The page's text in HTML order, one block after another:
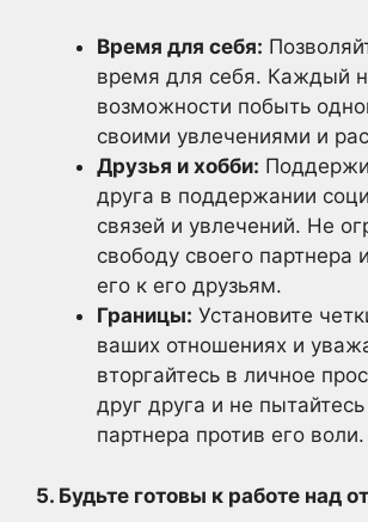
Время для себя:
время для себя. Каждый
возможности побыть
своими увлечениями и
Друзья и хобби:
друга в поддержании
связей и увлечений. Не
свободу своего партнера
его к его друзьям.
Границы: Установите
ваших отношениях и
вторгайтесь в личное
друг друга и не
партнера против его воли.
5. Будьте готовы к работе над